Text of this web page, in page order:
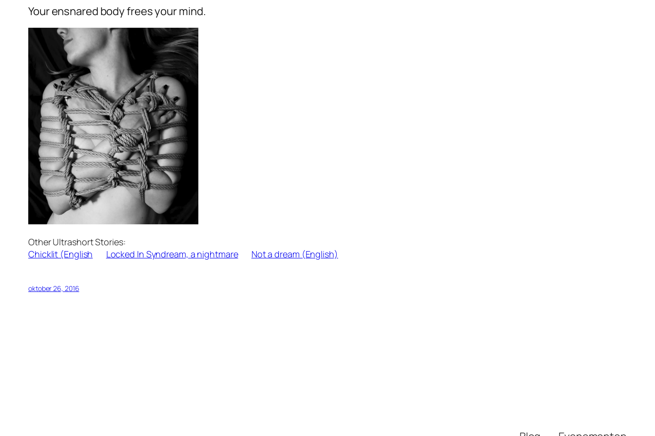
Your ensnared body frees your mind.
Other Ultrashort Stories:
Chicklit (English
Locked In Syndream, a nightmare Not a dream (English)
oktober 26, 2016